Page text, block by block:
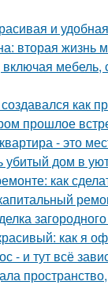
и
вторая жизнь
мебель,
как
прошлое
- это
убитый дом в
как
как я
- и тут всё